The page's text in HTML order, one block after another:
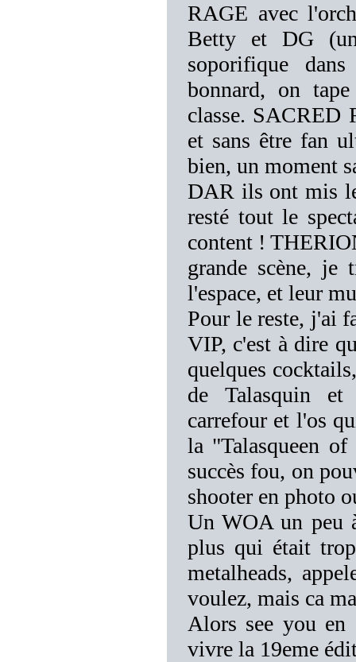
RAGE avec
Betty et DG
soporifique
bonnard, on
classe. SACRED
et sans être fan
bien, un moment
DAR ils ont mis
resté tout le
content !
grande scène, je
l'espace, et leur
Pour le reste, j'ai
VIP, c'est à dire
quelques
de Talasquin et
carrefour et l'os
la "Talasqueen
succès fou, on
shooter en photo
Un WOA un peu
plus qui était
metalheads,
voulez, mais ca
Alors see you en
vivre la 19eme